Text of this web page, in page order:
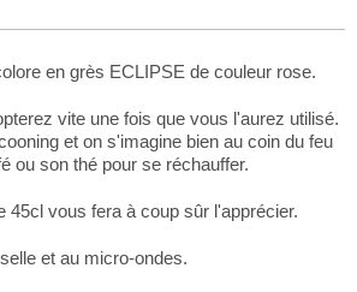
en grès ECLIPSE de couleur rose.
vite une fois que vous l'aurez utilisé.
et on s'imagine bien au coin du feu
ou son thé pour se réchauffer.
45cl vous fera à coup sûr l'apprécier.
et au micro-ondes.